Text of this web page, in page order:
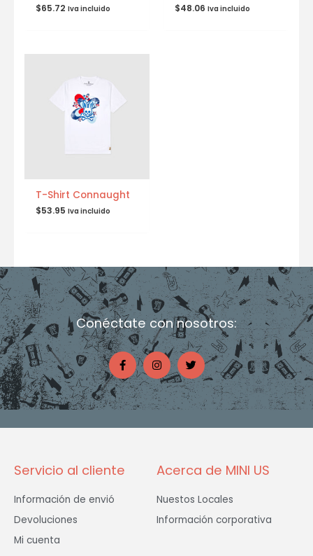
$65.72 Iva incluido $48.06 Iva incluido
T-Shirt Connaught
$53.95 Iva incluido
Conéctate con nosotros:
F
a
c
e
b
o
o
I
n
s
t
a
g
r
T
w
i
t
t
e
Servicio al cliente
Información de envió
Devoluciones
Mi cuenta
Acerca de MINI US
Nuestos Locales
Información corporativa